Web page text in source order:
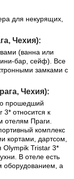
для некурящих,
Чехия):
(ванна или
бар, сейф). Все
замками с
Чехия):
прошедший
3* относится к
Праги.
комплекс
кортами, дартсом,
Olympik Tristar 3*
В отеле есть
оборудованием, а